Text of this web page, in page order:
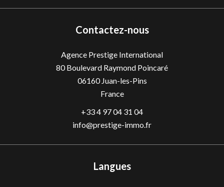
Contactez-nous
Agence Prestige International
80 Boulevard Raymond Poincaré
06160Juan-les-Pins
France
+33 4 97 04 31 04
info@prestige-immo.fr
Langues